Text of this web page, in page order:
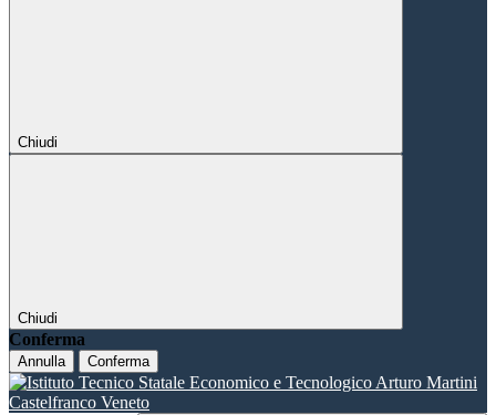
Chiudi
Chiudi
Conferma
Annulla Conferma